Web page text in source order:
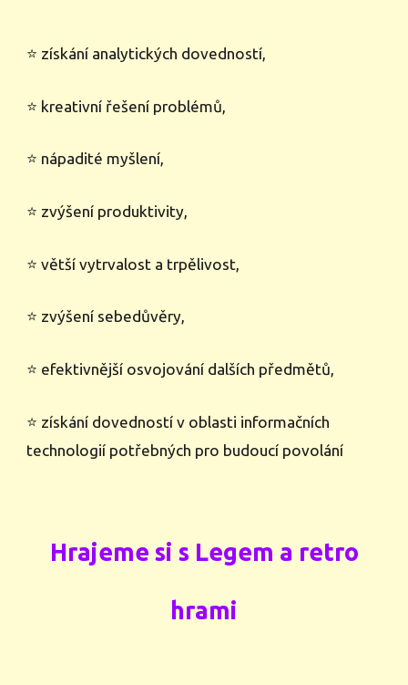
⭐ získání analytických dovedností,
⭐ kreativní řešení problémů,
⭐ nápadité myšlení,
⭐ zvýšení produktivity,
⭐ větší vytrvalost a trpělivost,
⭐ zvýšení sebedůvěry,
⭐ efektivnější osvojování dalších předmětů,
⭐ získání dovedností v oblasti informačních
technologií potřebných pro budoucí povolání
Hrajeme si s Legem a retro
hrami